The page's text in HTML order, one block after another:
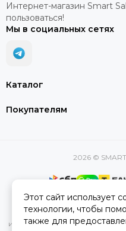
Каталог
Покупателям
Интернет-магазин Smart
пользоваться!
Мы в социальных сетях
2026 ©
Вся представленная на
характеристик,
информационный характер и
Этот сайт использует
технологии, чтобы
также для